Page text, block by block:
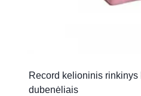
Record kelioninis rinkinys
dubenėliais